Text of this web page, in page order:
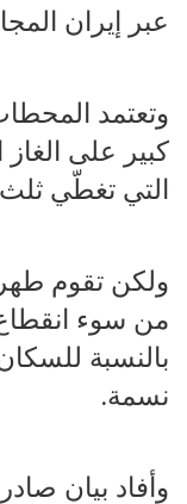
عبر إيران
وتعتمد
كبير على
التي تغطّي
ولكن تقوم
من سوء انقطاع
نسمة.
وأفاد بيان